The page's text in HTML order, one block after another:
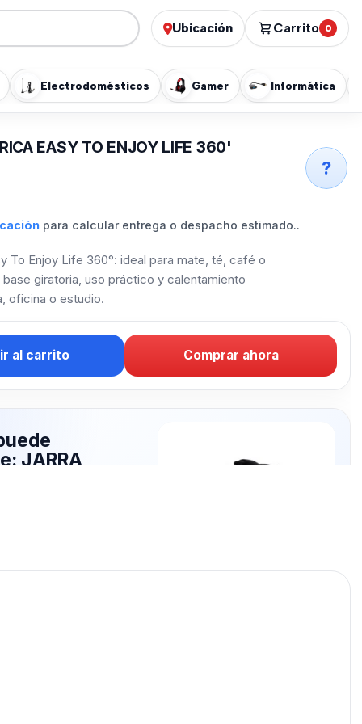
Ubicación Carrito 0
Electrodomésticos Gamer Informática
EASY TO ENJOY LIFE 360'
para calcular entrega o despacho estimado..
To Enjoy Life 360°: ideal para mate, té, café o
giratoria, uso práctico y calentamiento
oficina o estudio.
al carrito Comprar ahora
JARRA
?